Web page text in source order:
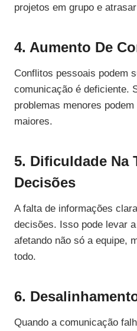
projetos em grupo e
4. Aumento De
Conflitos pessoais podem
comunicação é deficiente.
problemas menores
maiores.
5. Dificuldade Na
Decisões
A falta de informações
decisões. Isso pode levar
afetando não só a equipe,
todo.
6.
Quando a comunicação